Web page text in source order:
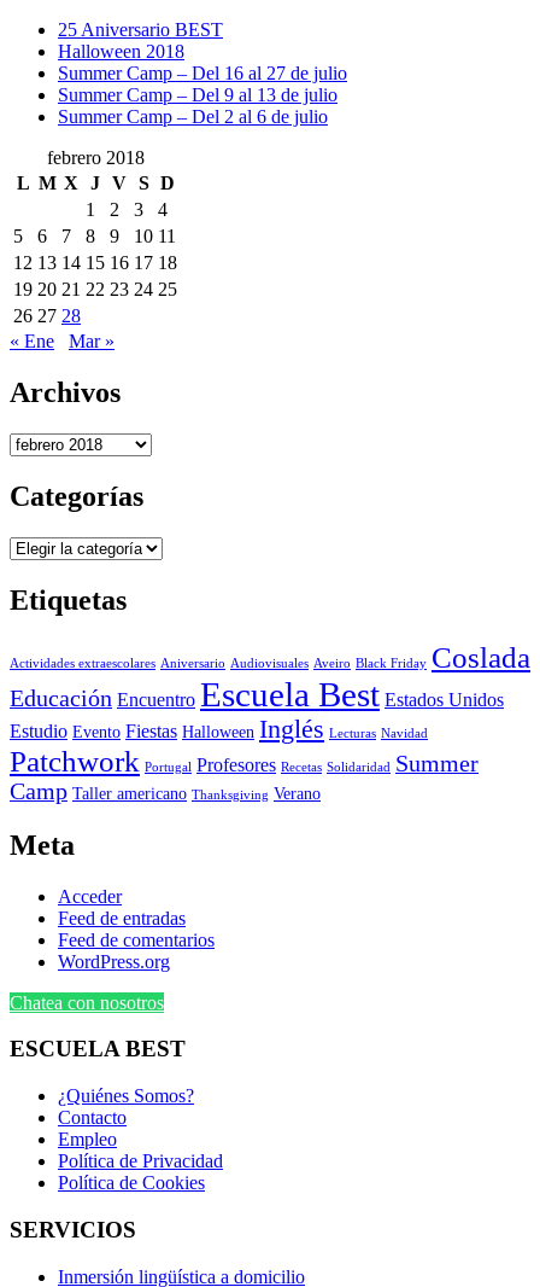
25 Aniversario BEST
Halloween 2018
Summer Camp – Del 16 al 27 de julio
Summer Camp – Del 9 al 13 de julio
Summer Camp – Del 2 al 6 de julio
febrero 2018
L M X J V S D
1
2 3
4
5
6 7 8 9 10 11
12 13 14 15 16 17 18
19 20 21 22 23 24 25
26 27 28
« Ene
Mar »
Archivos
Archivos
Categorías
Categorías
Etiquetas
Actividades extraescolares Aniversario Audiovisuales Aveiro Black Friday Coslada
Educación Encuentro Escuela Best Estados Unidos
Estudio Evento Fiestas Halloween Inglés Lecturas Navidad
Patchwork Portugal Profesores Recetas Solidaridad
Summer
Camp Taller americano Thanksgiving Verano
Meta
Acceder
Feed de entradas
Feed de comentarios
WordPress.org
Chatea con nosotros
ESCUELA BEST
¿Quiénes Somos?
Contacto
Empleo
Política de Privacidad
Política de Cookies
SERVICIOS
Inmersión lingüística a domicilio